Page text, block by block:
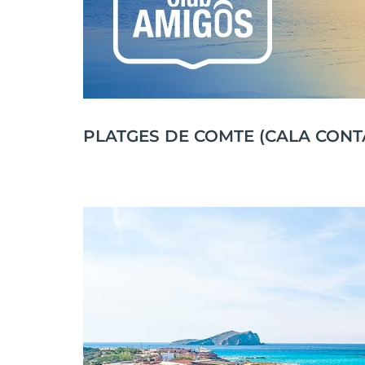
PLATGES DE COMTE (CALA